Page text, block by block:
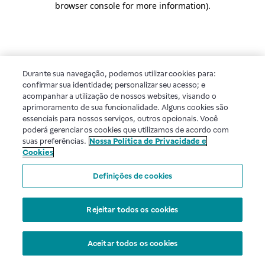
browser console for more information).
Durante sua navegação, podemos utilizar cookies para:
confirmar sua identidade; personalizar seu acesso; e
acompanhar a utilização de nossos websites, visando o
aprimoramento de sua funcionalidade. Alguns cookies são
essenciais para nossos serviços, outros opcionais. Você
poderá gerenciar os cookies que utilizamos de acordo com
suas preferências. Nossa Política de Privacidade e
Cookies
Definições de cookies
Rejeitar todos os cookies
Aceitar todos os cookies